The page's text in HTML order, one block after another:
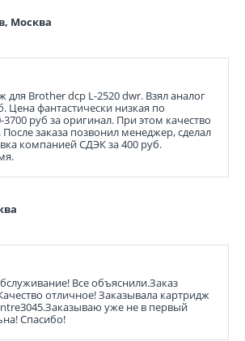
Москва
для Brother dcp L-2520 dwr. Взял аналог
Цена фантастически низкая по
руб за оригинал. При этом качество
заказа позвонил менеджер, сделал
компанией СДЭК за 400 руб.
Все объяснили.Заказ
отличное! Заказывала картридж
уже не в первый
Спасибо!